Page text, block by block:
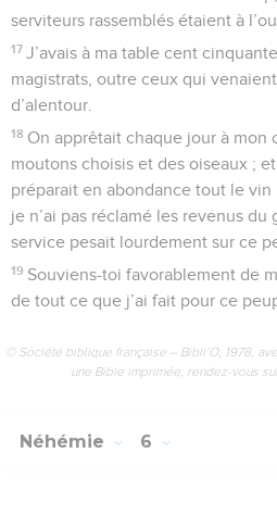
serviteurs rassemblés étaient à
17 J’avais à ma table cent
magistrats, outre ceux qui
d’alentour.
18 On apprêtait chaque jour à
moutons choisis et des oiseaux ;
préparait en abondance tout le vin
je n’ai pas réclamé les revenus
service pesait lourdement sur ce
19 Souviens-toi favorablement de
de tout ce que j’ai fait pour ce
© Société biblique française – Bibli’O, 1978,
une Bible imprimée, rendez-vous
Néhémie 6